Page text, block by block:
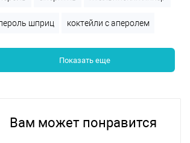
шприц коктейли с аперолем
Показать еще
Вам может понравится